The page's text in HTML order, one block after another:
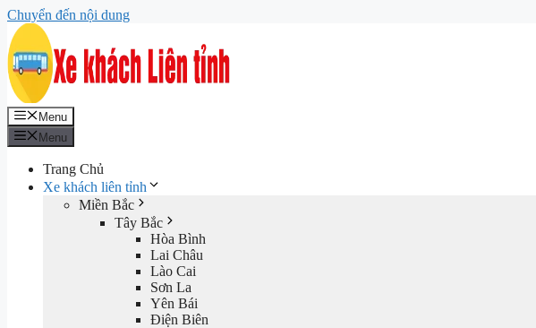
Chuyển đến nội dung
Menu
Menu
Trang Chủ
Xe khách liên tỉnh
Miền Bắc
Tây Bắc
Hòa Bình
Lai Châu
Lào Cai
Sơn La
Yên Bái
Điện Biên